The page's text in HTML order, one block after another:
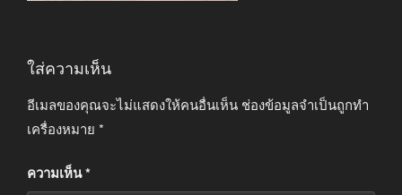
ใส่ความเห็น
อีเมลของคุณจะไม่แสดงให้คนอื่นเห็น ช่องข้อมูลจำเป็นถูกทำ
เครื่องหมาย *
ความเห็น*